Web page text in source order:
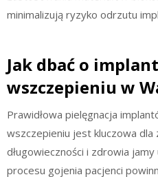
minimalizują ryzyko odrzutu
Jak dbać o
wszczepieniu w
Prawidłowa pielęgnacja
wszczepieniu jest kluczowa dla
długowieczności i zdrowia
procesu gojenia pacjenci